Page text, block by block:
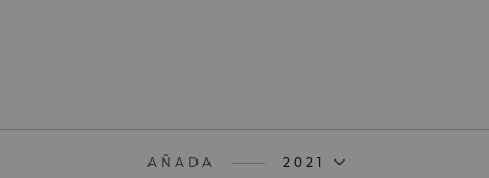
AÑADA 2021